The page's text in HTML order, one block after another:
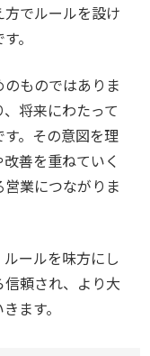
でルールを設け
。
ものではありま
将来にわたって
。その意図を理
善を重ねていく
業につながりま
ールを味方にし
頼され、より大
ます。